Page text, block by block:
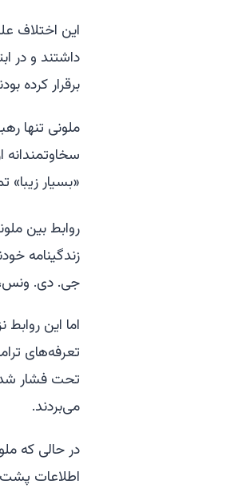
این اختلاف
داشتند و در
برقرار کرده
ملونی تنها
سخاوتمندانه
«بسیار زیبا»
زندگینامه
جی. دی. ونس،
اما این روابط
تعرفه‌های
تحت فشار
می‌بردند.
در حالی که
اطلاعات پشت